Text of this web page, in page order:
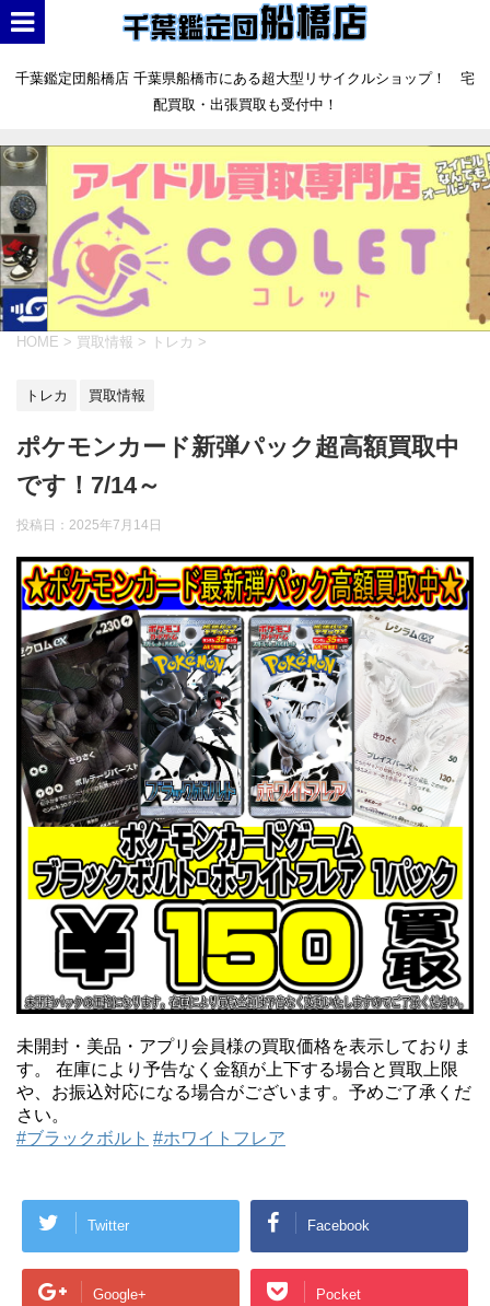
千葉鑑定団船橋店 千葉県船橋市にある超大型リサイクルショップ！ 宅
配買取・出張買取も受付中！
HOME > 買取情報 > トレカ >
トレカ 買取情報
ポケモンカード新弾パック超高額買取中
です！7/14～
投稿日： 2025年7月14日
未開封・美品・アプリ会員様の買取価格を表示しておりま
す。 在庫により予告なく金額が上下する場合と買取上限
や、お振込対応になる場合がございます。予めご了承くだ
さい。
#ブラックボルト #ホワイトフレア
Twitter Facebook
Google+ Pocket